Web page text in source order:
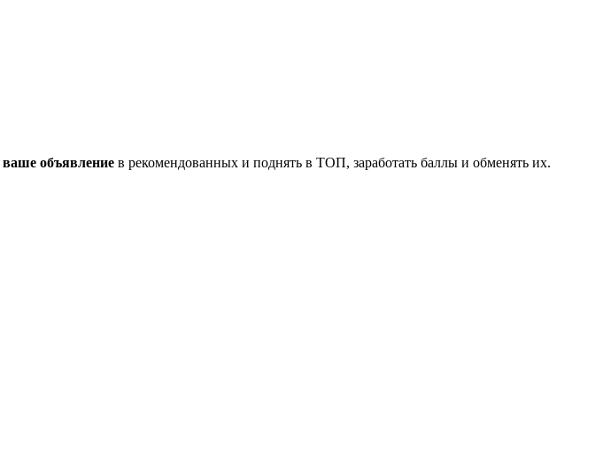
ваше объявление в рекомендованных и поднять в ТОП, заработать баллы и обменять их.